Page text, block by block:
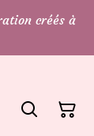
créés à